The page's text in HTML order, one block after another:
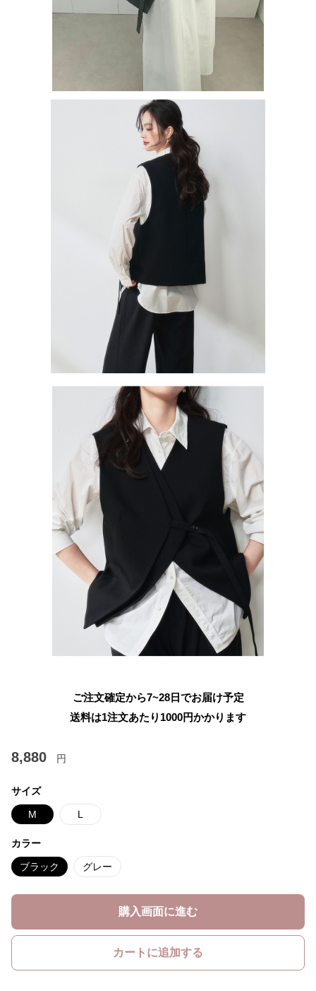
ご注文確定から7~28日でお届け予定
送料は1注文あたり 1000円かかります
8,880 円
サイズ
M L
カラー
ブラック グレー
購入画面に進む
カートに追加する